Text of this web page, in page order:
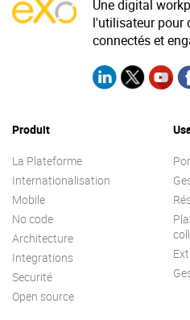
Une digital
l'utilisateur pour
connectés et
Produit
La Plateforme
Internationalisation
Mobile
No code
Architecture
Integrations
Securité
Open source